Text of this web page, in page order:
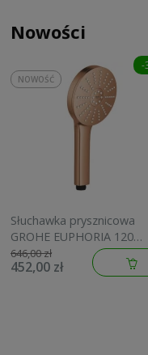
Nowości
-
Słuchawka prysznicowa
GROHE EUPHORIA 120
brushed warm sunset
134883DL00
646,00 zł
452,00 zł
NOWOŚĆ